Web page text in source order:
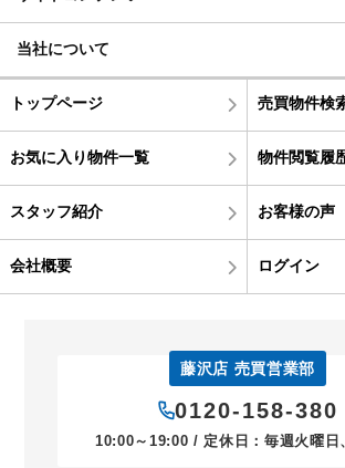
当社について
トップページ 売買物件検
お気に入り物件一覧 物件閲覧履
スタッフ紹介 お客様の声
会社概要 ログイン
藤沢店 売買営業部
0120-158-380
10:00～19:00 / 定休日：毎週火曜日